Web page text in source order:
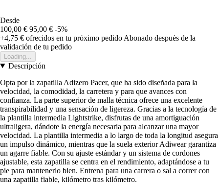
Desde
100,00 € 95,00 € -5%
+4,75 € ofrecidos en tu próximo pedido Abonado después de la
validación de tu pedido
Loading...
Descripción
Opta por la zapatilla Adizero Pacer, que ha sido diseñada para la
velocidad, la comodidad, la carretera y para que avances con
confianza. La parte superior de malla técnica ofrece una excelente
transpirabilidad y una sensación de ligereza. Gracias a la tecnología de
la plantilla intermedia Lightstrike, disfrutas de una amortiguación
ultraligera, dándote la energía necesaria para alcanzar una mayor
velocidad. La plantilla intermedia a lo largo de toda la longitud asegura
un impulso dinámico, mientras que la suela exterior Adiwear garantiza
un agarre fiable. Con su ajuste estándar y un sistema de cordones
ajustable, esta zapatilla se centra en el rendimiento, adaptándose a tu
pie para mantenerlo bien. Entrena para una carrera o sal a correr con
una zapatilla fiable, kilómetro tras kilómetro.